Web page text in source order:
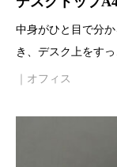
中身がひと目で分
き、デスク上をすっ
｜オフィス